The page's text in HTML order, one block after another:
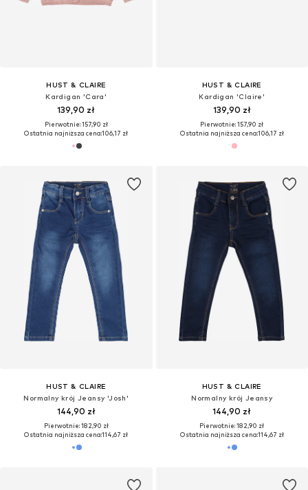
HUST & CLAIRE
Kardigan 'Cara'
139,90 zł
Pierwotnie: 157,90 zł
Ostatnia najniższa cena:106,17 zł
HUST & CLAIRE
Kardigan 'Claire'
139,90 zł
Pierwotnie: 157,90 zł
Ostatnia najniższa cena:106,17 zł
HUST & CLAIRE
Normalny krój Jeansy 'Josh'
144,90 zł
Pierwotnie: 182,90 zł
Ostatnia najniższa cena:114,67 zł
HUST & CLAIRE
Normalny krój Jeansy
144,90 zł
Pierwotnie: 182,90 zł
Ostatnia najniższa cena:114,67 zł